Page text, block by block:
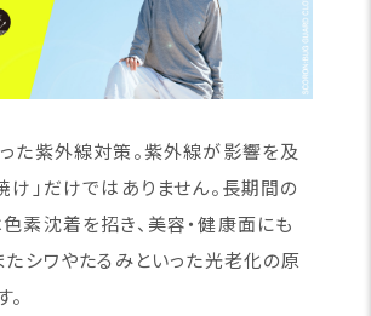
た紫外線対策。紫外線が影響を及
け」だけではありません。長期間の
素沈着を招き、美容・健康面にも
たシワやたるみといった光老化の原